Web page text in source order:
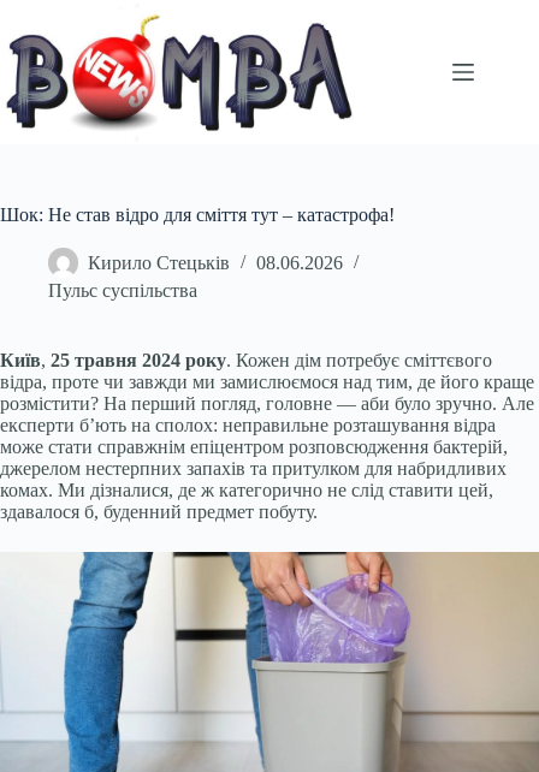
вмісту
Шок: Не став відро для сміття тут – катастрофа!
Кирило Стецьків
08.06.2026
Пульс суспільства
Київ, 25 травня 2024 року. Кожен дім потребує сміттєвого
відра, проте чи завжди ми замислюємося над тим, де його краще
розмістити? На перший погляд, головне — аби було зручно. Але
експерти б’ють на сполох: неправильне розташування відра
може стати справжнім епіцентром розповсюдження бактерій,
джерелом нестерпних запахів та притулком для набридливих
комах. Ми дізналися, де ж категорично не слід ставити цей,
здавалося б, буденний предмет побуту.